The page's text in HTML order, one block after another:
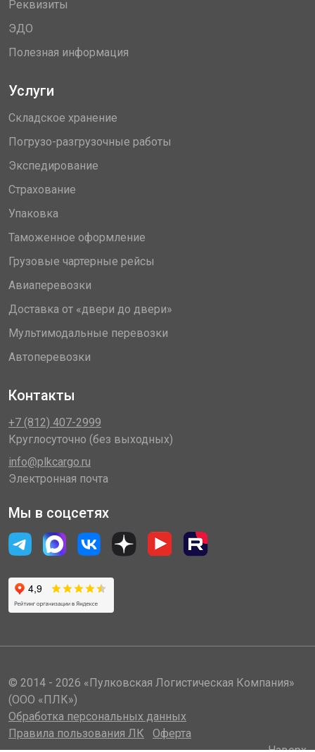
Реквизиты
ЭДО
Полезная информация
Услуги
Складское хранение
Погрузо-разгрузочные работы
Экспедирование
Страхование
Упаковка
Таможенное оформление
Грузовые чартерные рейсы
Авиаперевозки
Доставка от «двери до двери»
Мультимодальные перевозки
Автоперевозки
Контакты
+7 (812) 407-2999
Круглосуточно (без выходных)
info@plkcargo.ru
Электронная почта
Мы в соцсетях
© 2014 - 2026 «Пулковская Логистическая Компания»
(ООО «ПЛК»)
Обработка персональных данных
Правила пользования ЛК
Оферта